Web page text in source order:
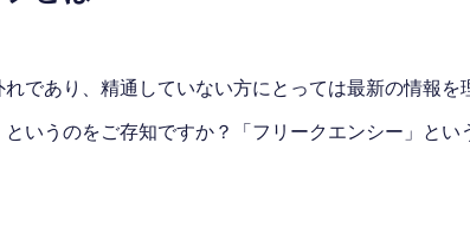
であり、精通していない方にとっては最新の情報を
いうのをご存知ですか？「フリークエンシー」と